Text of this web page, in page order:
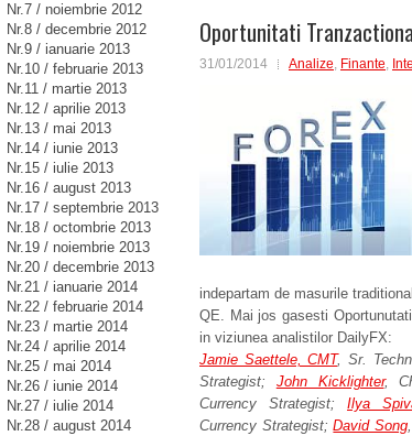
Oportunitati
31/01/2014 Analize, Finante,
indepartam de masurile
QE. Mai jos gasesti
in viziunea analistilor DailyFX:
Jamie Saettele, CMT, Sr.
Strategist;
John Kicklighter,
Currency Strategist;
Ilya
Currency Strategist; David Song
Nr.7 / noiembrie 2012
Nr.8 / decembrie 2012
Nr.9 / ianuarie 2013
Nr.10 / februarie 2013
Nr.11 / martie 2013
Nr.12 / aprilie 2013
Nr.13 / mai 2013
Nr.14 / iunie 2013
Nr.15 / iulie 2013
Nr.16 / august 2013
Nr.17 / septembrie 2013
Nr.18 / octombrie 2013
Nr.19 / noiembrie 2013
Nr.20 / decembrie 2013
Nr.21 / ianuarie 2014
Nr.22 / februarie 2014
Nr.23 / martie 2014
Nr.24 / aprilie 2014
Nr.25 / mai 2014
Nr.26 / iunie 2014
Nr.27 / iulie 2014
Nr.28 / august 2014